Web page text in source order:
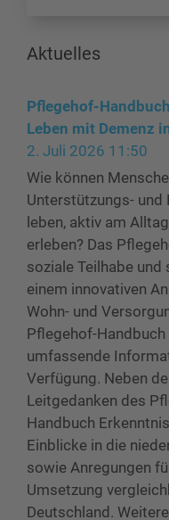
Aktuelles
Pflegehof-
Leben mit Demenz
2. Juli 2026 11:50
Wie können
Unterstützungs-
leben, aktiv am
erleben? Das
soziale Teilhabe
einem innovativen
Wohn- und
Pflegehof-
umfassende
Verfügung. Neben
Leitgedanken des
Handbuch
Einblicke in die
sowie Anregungen
Umsetzung
Deutschland.